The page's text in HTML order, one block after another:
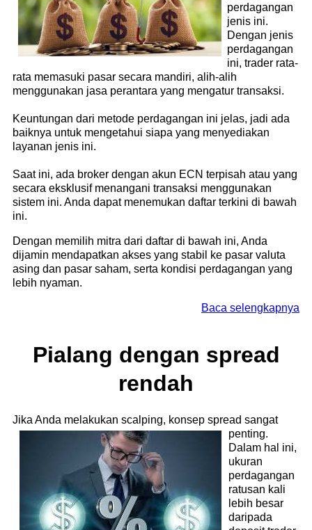
perdagangan
jenis ini.
Dengan jenis
perdagangan
ini, trader rata-
rata memasuki pasar secara mandiri, alih-alih
menggunakan jasa perantara yang mengatur transaksi.
Keuntungan dari metode perdagangan ini jelas, jadi ada
baiknya untuk mengetahui siapa yang menyediakan
layanan jenis ini.
Saat ini, ada broker dengan akun ECN terpisah atau yang
secara eksklusif menangani transaksi menggunakan
sistem ini. Anda dapat menemukan daftar terkini di bawah
ini.
Dengan memilih mitra dari daftar di bawah ini, Anda
dijamin mendapatkan akses yang stabil ke pasar valuta
asing dan pasar saham, serta kondisi perdagangan yang
lebih nyaman.
Baca selengkapnya
Pialang dengan spread
rendah
Jika Anda melakukan scalping, konsep spread sangat
penting.
Dalam hal ini,
ukuran
perdagangan
ratusan kali
lebih besar
daripada